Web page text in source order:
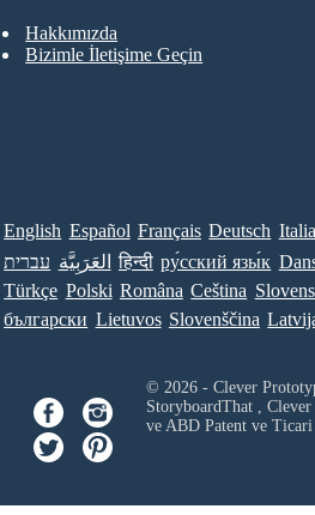
Hakkımızda
Bizimle İletişime Geçin
English Español Français Deutsch
עברית العَرَبِيَّة हिन्दी ру́сский язы́к
Türkçe Polski Româna Ceština
български Lietuvos Slovenščina
© 2026 - Clever
StoryboardThat ,
ve ABD Patent ve Ticari